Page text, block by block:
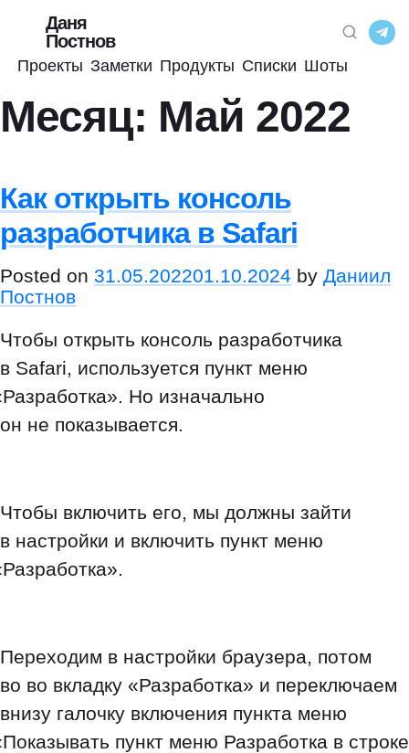
Даня
Постнов
Проекты Заметки Продукты Списки Шоты
Месяц: Май 2022
Как открыть консоль
разработчика в Safari
Posted on 31.05.202201.10.2024 by Даниил
Постнов
Чтобы открыть консоль разработчика
в Safari, используется пункт меню
Разработка». Но изначально
он не показывается.
Чтобы включить его, мы должны зайти
в настройки и включить пункт меню
Разработка».
Переходим в настройки браузера, потом
во во вкладку «Разработка» и переключаем
внизу галочку включения пункта меню
Показывать пункт меню Разработка в строке